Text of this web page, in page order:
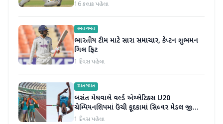
16 કલાક પહેલા
રમતગમત
ભારતીય ટીમ માટે સારા સમાચાર, કેપ્ટન શુભમન
ગિલ ફિટ
1 દિવસ પહેલા
રમતગમત
બસંત મેઘવાલે વર્લ્ડ એથ્લેટિક્સ U20
ચેમ્પિયનશિપમાં ઉંચી કૂદકામાં સિલ્વર મેડલ જીતીને
ઇતિહાસ રચ્યો
1 દિવસ પહેલા